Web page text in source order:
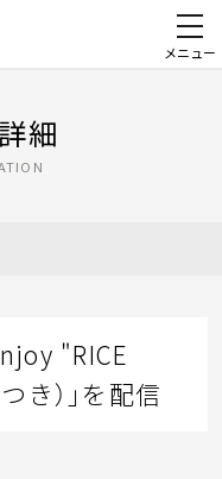
メニュー
細
"RICE
き）」を配信